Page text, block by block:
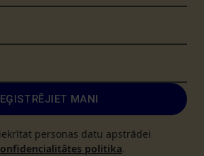
MANI
personas datu apstrādei
politika.